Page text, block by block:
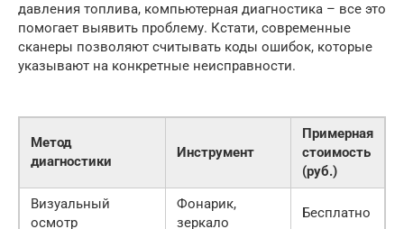
давления топлива, компьютерная диагностика – все это
помогает выявить проблему. Кстати, современные
сканеры позволяют считывать коды ошибок, которые
указывают на конкретные неисправности.
Метод
диагностики
Инструмент
Примерная
стоимость
(руб.)
Визуальный
осмотр
Фонарик,
зеркало
Бесплатно